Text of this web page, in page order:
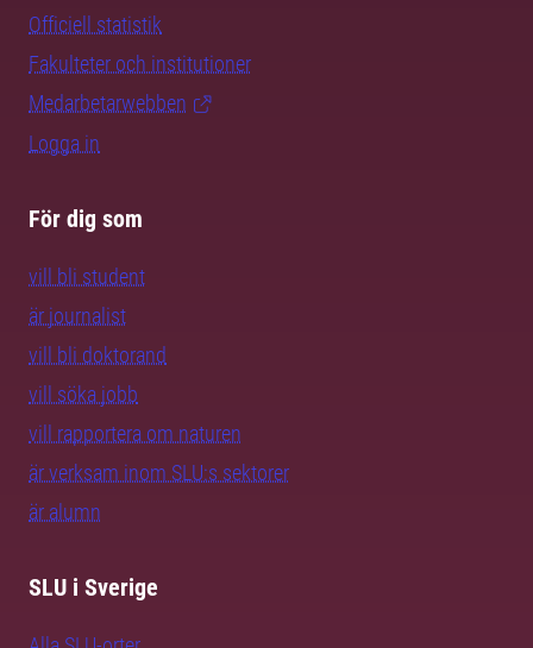
Officiell statistik
Fakulteter och institutioner
Medarbetarwebben
Logga in
För dig som
vill bli student
är journalist
vill bli doktorand
vill söka jobb
vill rapportera om naturen
är verksam inom SLU:s sektorer
är alumn
SLU i Sverige